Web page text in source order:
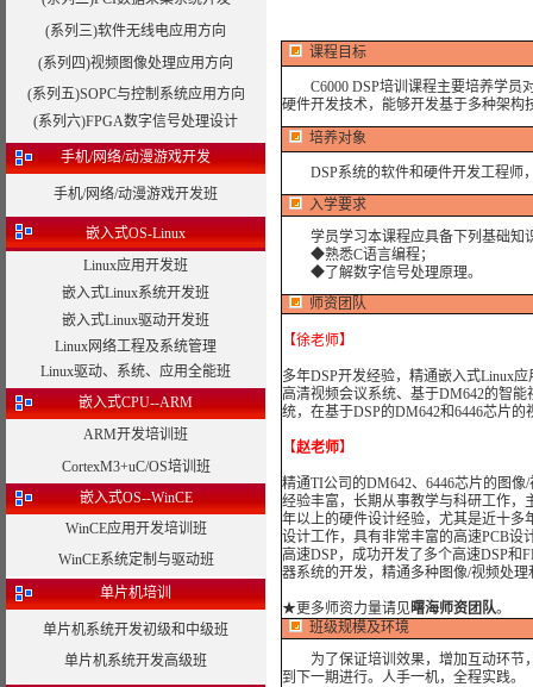
(系列三)软件无线电应用方向
(系列四)视频图像处理应用方向
(系列五)SOPC与控制系统应用方向
(系列六)FPGA数字信号处理设计
手机/网络/动漫游戏开发
手机/网络/动漫游戏开发班
嵌入式OS-Linux
Linux应用开发班
嵌入式Linux系统开发班
嵌入式Linux驱动开发班
Linux网络工程及系统管理
Linux驱动、系统、应用全能班
嵌入式CPU--ARM
ARM开发培训班
CortexM3+uC/OS培训班
嵌入式OS--WinCE
WinCE应用开发培训班
WinCE系统定制与驱动班
单片机培训
单片机系统开发初级和中级班
单片机系统开发高级班
课程目标
C6000 DSP培训课程主要培养学员对
硬件开发技术，能够开发基于多种架构
培养对象
DSP系统的软件和硬件开发工程师
入学要求
学员学习本课程应具备下列基础知
◆熟悉C语言编程；
◆了解数字信号处理原理。
师资团队
【徐老师】
多年DSP开发经验，精通嵌入式Linux
高清视频会议系统、基于DM642的智
统，在基于DSP的DM642和6446芯片
【赵老师】
精通TI公司的DM642、6446芯片的图
经验丰富，长期从事教学与科研工作，
年以上的硬件设计经验，尤其是近十多
设计工作，具有非常丰富的高速PCB设
高速DSP，成功开发了多个高速DSP
器系统的开发，精通多种图像/视频处
★更多师资力量请见曙海师资团队。
班级规模及环境
为了保证培训效果，增加互动环节
到下一期进行。人手一机，全程实践。